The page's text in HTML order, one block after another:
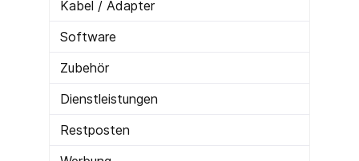
Kabel / Adapter
Software
Zubehör
Dienstleistungen
Restposten